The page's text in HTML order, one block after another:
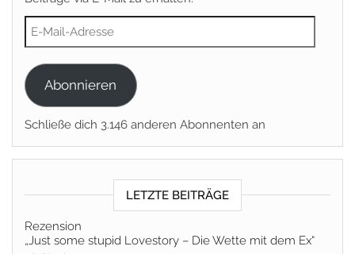
E-Mail-Adresse
Abonnieren
Schließe dich 3.146 anderen Abonnenten an
LETZTE BEITRÄGE
Rezension
„Just some stupid Lovestory – Die Wette mit dem Ex“